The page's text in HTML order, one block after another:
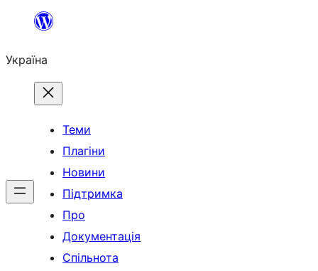
Перейти
вмісту
Україна
Теми
Плагіни
Новини
Підтримка
Про
Документація
Спільнота